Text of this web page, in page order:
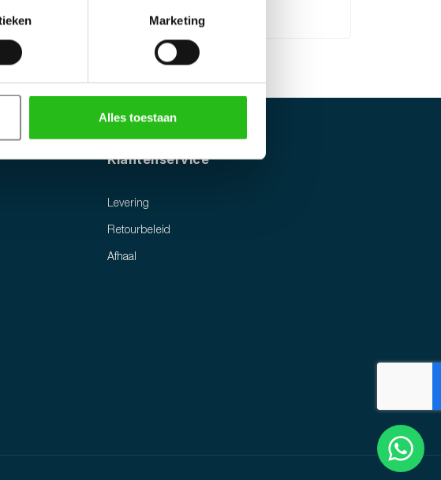
Marketing
Alles toestaan
Klantenservice
Levering
Retourbeleid
Afhaal